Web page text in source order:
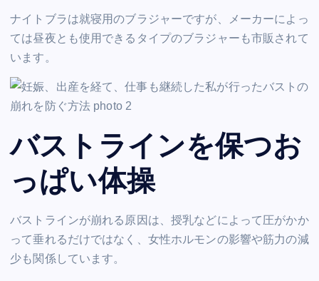
ナイトブラは就寝用のブラジャーですが、メーカーによっ
ては昼夜とも使用できるタイプのブラジャーも市販されて
います。
バストラインを保つお
っぱい体操
バストラインが崩れる原因は、授乳などによって圧がかか
って垂れるだけではなく、女性ホルモンの影響や筋力の減
少も関係しています。